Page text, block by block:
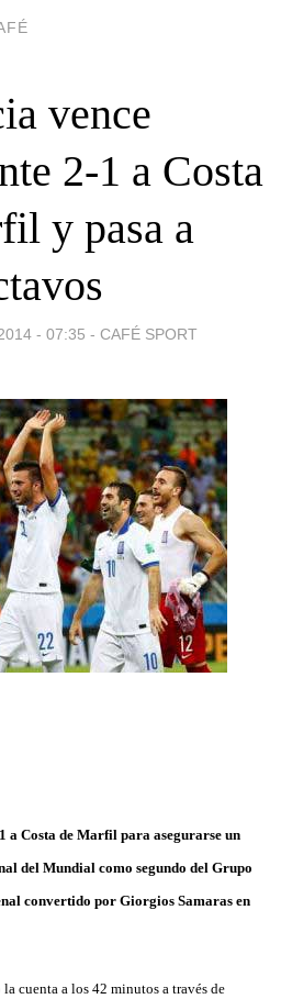
vence
2-1 a Costa
y pasa a
- 07:35 - CAFÉ SPORT
a Costa de Marfil para asegurarse un
del Mundial como segundo del Grupo
convertido por Giorgios Samaras en
cuenta a los 42 minutos a través de